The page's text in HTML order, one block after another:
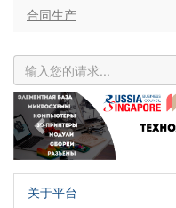
合同生产
Previous
关于平台